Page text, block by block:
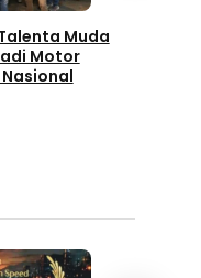
Muda
Motor